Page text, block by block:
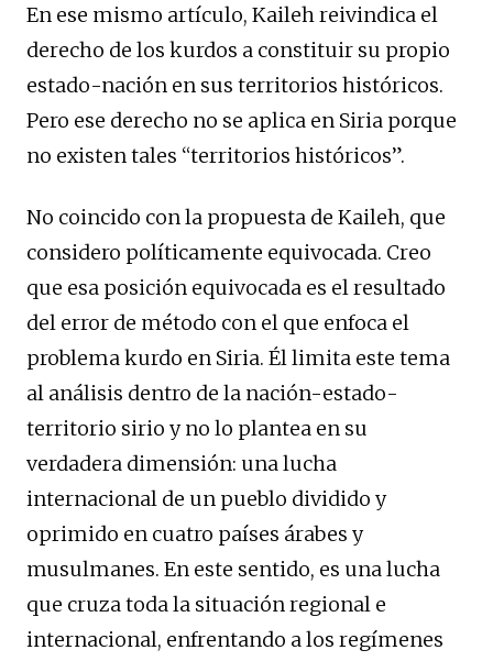
En ese mismo artículo, Kaileh reivindica el
derecho de los kurdos a constituir su propio
estado-nación en sus territorios históricos.
Pero ese derecho no se aplica en Siria porque
no existen tales “territorios históricos”.
No coincido con la propuesta de Kaileh, que
considero políticamente equivocada. Creo
que esa posición equivocada es el resultado
del error de método con el que enfoca el
problema kurdo en Siria. Él limita este tema
al análisis dentro de la nación-estado-
territorio sirio y no lo plantea en su
verdadera dimensión: una lucha
internacional de un pueblo dividido y
oprimido en cuatro países árabes y
musulmanes. En este sentido, es una lucha
que cruza toda la situación regional e
internacional, enfrentando a los regímenes